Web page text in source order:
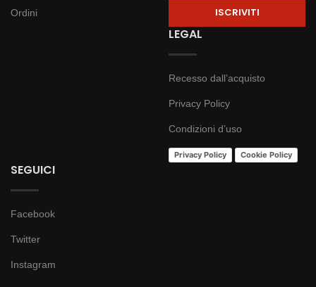
Ordini
LEGAL
Recesso dall’acquisto
Privacy Policy
Condizioni d’uso
Privacy Policy Cookie Policy
SEGUICI
Facebook
Twitter
Instagram